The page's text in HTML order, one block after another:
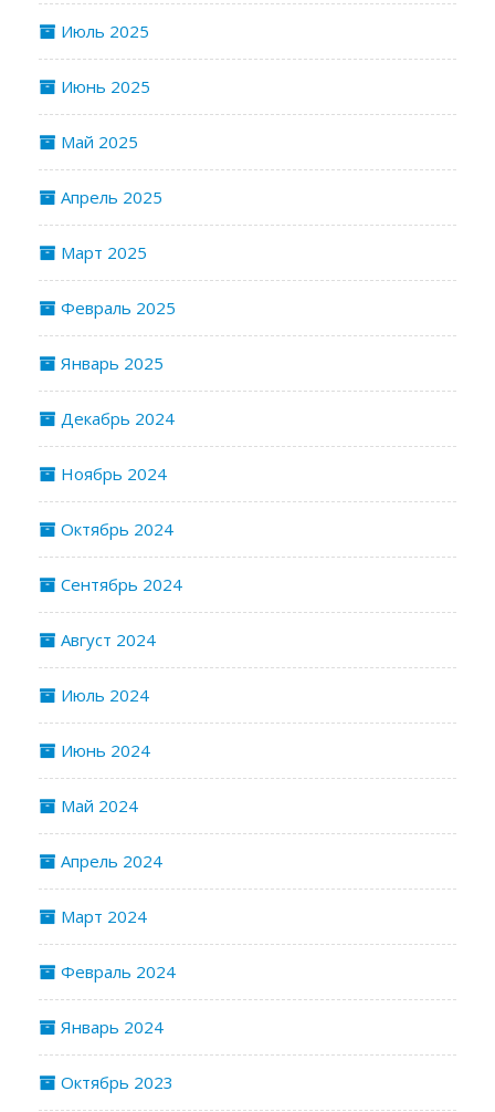
Июль 2025
Июнь 2025
Май 2025
Апрель 2025
Март 2025
Февраль 2025
Январь 2025
Декабрь 2024
Ноябрь 2024
Октябрь 2024
Сентябрь 2024
Август 2024
Июль 2024
Июнь 2024
Май 2024
Апрель 2024
Март 2024
Февраль 2024
Январь 2024
Октябрь 2023